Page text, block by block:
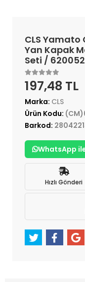
CLS Yamato
Yan Kapak
Seti /
197,48 TL
Marka: CLS
Ürün Kodu:
Barkod:
WhatsApp
Hızlı Gönderi